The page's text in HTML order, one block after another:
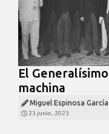
El
machina
Miguel Espinosa
23 junio, 2023